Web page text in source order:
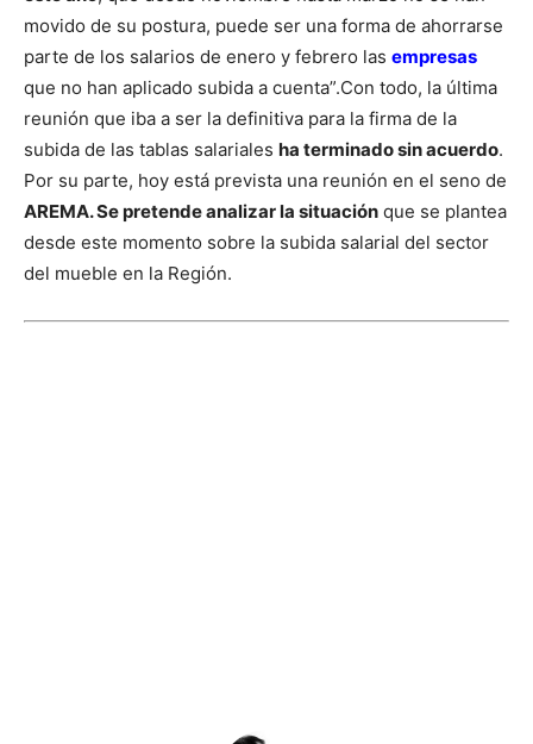
movido de su postura, puede ser una forma de ahorrarse
parte de los salarios de enero y febrero las empresas
que no han aplicado subida a cuenta”.Con todo, la última
reunión que iba a ser la definitiva para la firma de la
subida de las tablas salariales ha terminado sin acuerdo.
Por su parte, hoy está prevista una reunión en el seno de
AREMA. Se pretende analizar la situación que se plantea
desde este momento sobre la subida salarial del sector
del mueble en la Región.